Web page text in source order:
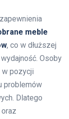
meble
, co w dłuższej
Osoby
pozycji
problemów
Dlatego